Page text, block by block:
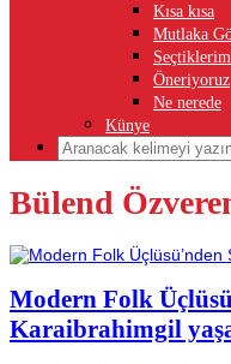
Kısa kısa
Mutlaka
Öneriyoruz
Ne nerede
Künye
Bülend
Modern Folk
Karaibrahimgil